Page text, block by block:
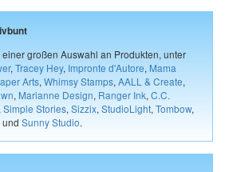
großen Auswahl an Produkten, unter
, Tracey Hey, Impronte d'Autore, Mama
Arts, Whimsy Stamps, AALL & Create,
, Marianne Design, Ranger Ink, C.C.
Simple Stories, Sizzix, StudioLight, Tombow,
und Sunny Studio.